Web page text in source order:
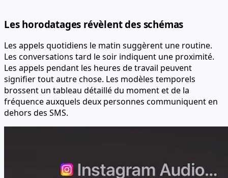
Les horodatages révèlent des schémas
Les appels quotidiens le matin suggèrent une routine.
Les conversations tard le soir indiquent une proximité.
Les appels pendant les heures de travail peuvent
signifier tout autre chose. Les modèles temporels
brossent un tableau détaillé du moment et de la
fréquence auxquels deux personnes communiquent en
dehors des SMS.